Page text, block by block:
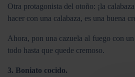
Otra protagonista del otoño: ¡la
hacer con una calabaza, es una buena
Ahora, pon una cazuela al fuego con
todo hasta que quede cremoso.
3. Boniato cocido.